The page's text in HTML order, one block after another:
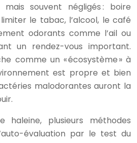
souvent négligés : boire
le tabac, l’alcool, le café
odorants comme l’ail ou
un rendez-vous important.
comme un « écosystème » à
est propre et bien
malodorantes auront la
haleine, plusieurs méthodes
évaluation par le test du